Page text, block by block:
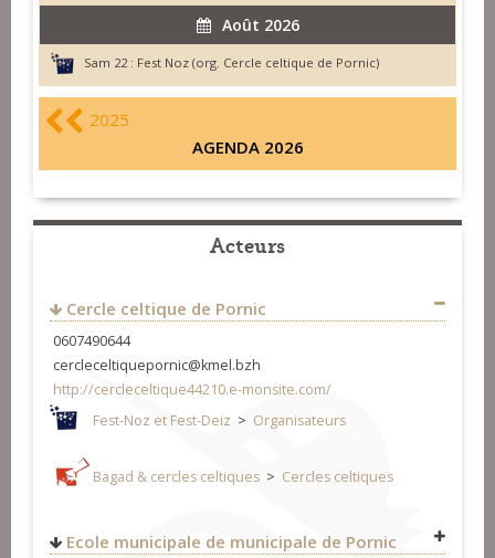
Août 2026
Sam 22 : Fest Noz (org. Cercle celtique de Pornic)
2025
AGENDA 2026
Acteurs
Cercle celtique de Pornic
0607490644
cercleceltiquepornic@kmel.bzh
http://cercleceltique44210.e-monsite.com/
Fest-Noz et Fest-Deiz > Organisateurs
Bagad & cercles celtiques > Cercles celtiques
Ecole municipale de municipale de Pornic